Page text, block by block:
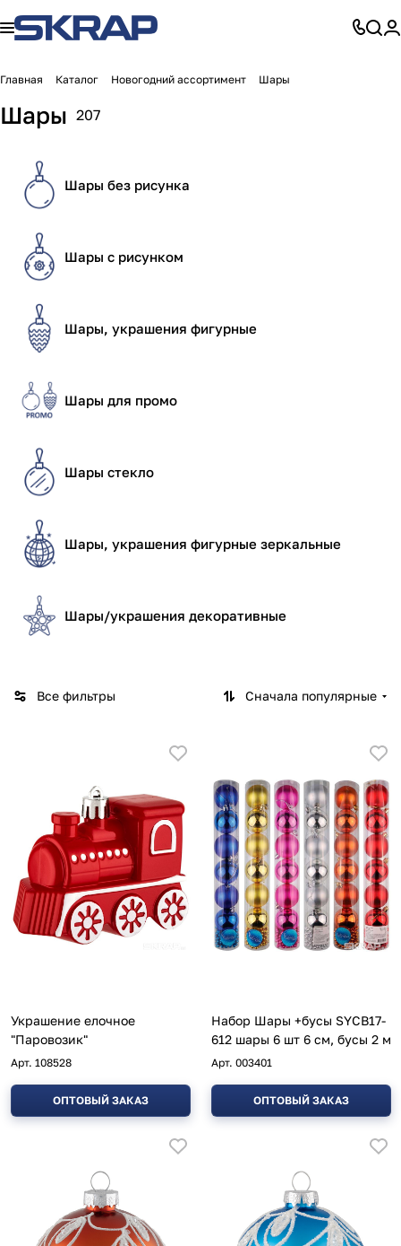
Главная Каталог Новогодний ассортимент Шары
Шары 207
Шары без рисунка
Шары с рисунком
Шары, украшения фигурные
Шары для промо
Шары стекло
Шары, украшения фигурные зеркальные
Шары/украшения декоративные
Все фильтры Сначала популярные
Украшение елочное
"Паровозик"
Арт. 108528
ОПТОВЫЙ ЗАКАЗ
Набор Шары +бусы SYCB17-
612 шары 6 шт 6 см, бусы 2 м
Арт. 003401
ОПТОВЫЙ ЗАКАЗ